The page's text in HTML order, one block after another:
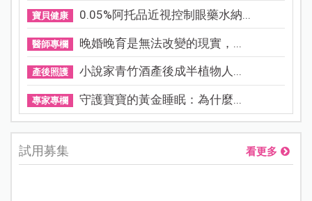
寶貝健康 0.05%阿托品近視控制眼藥水納...
醫師專欄 晚婚晚育是無法改變的現實，...
產後照護 小說家青竹酒產後成半植物人...
專家專欄 守護寶寶的黃金睡眠：為什麼...
試用募集 看更多